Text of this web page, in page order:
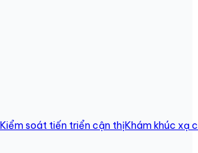
Kiểm soát tiến triển cận thịKhám khúc xạ